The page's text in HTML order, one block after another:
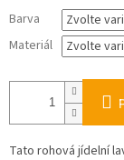
Barva
Materiál
Tato rohová jídelní